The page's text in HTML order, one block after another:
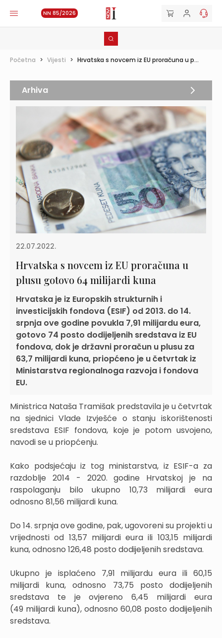
NN 85/2026
Početna > Vijesti > Hrvatska s novcem iz EU proračuna u p...
22.07.2022.
Hrvatska s novcem iz EU proračuna u
plusu gotovo 64 milijardi kuna
Hrvatska je iz Europskih strukturnih i
investicijskih fondova (ESIF) od 2013. do 14.
srpnja ove godine povukla 7,91 milijardu eura,
gotovo 74 posto dodijeljenih sredstava iz EU
fondova, dok je državni proračun u plusu za
63,7 milijardi kuna, priopćeno je u četvrtak iz
Ministarstva regionalnoga razvoja i fondova
EU.
Ministrica Nataša Tramišak predstavila je u četvrtak
na sjednici Vlade Izvješće o stanju iskorištenosti
sredstava ESIF fondova, koje je potom usvojeno,
navodi se u priopćenju.
Kako podsjećaju iz tog ministarstva, iz ESIF-a za
razdoblje 2014 - 2020. godine Hrvatskoj je na
raspolaganju bilo ukupno 10,73 milijardi eura
odnosno 81,56 milijardi kuna.
Do 14. srpnja ove godine, pak, ugovoreni su projekti u
vrijednosti od 13,57 milijardi eura ili 103,15 milijardi
kuna, odnosno 126,48 posto dodijeljenih sredstava.
Ukupno je isplaćeno 7,91 milijardu eura ili 60,15
milijardi kuna, odnosno 73,75 posto dodijeljenih
sredstava te je ovjereno 6,45 milijardi eura
(49 milijardi kuna), odnosno 60,08 posto dodijeljenih
sredstava.
Arhiva